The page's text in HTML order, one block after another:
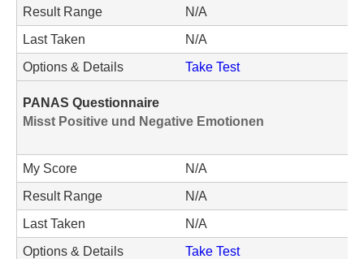
Result Range
N/A
Last Taken
N/A
Options & Details
Take Test
PANAS Questionnaire
Misst Positive und Negative Emotionen
My Score
N/A
Result Range
N/A
Last Taken
N/A
Options & Details
Take Test